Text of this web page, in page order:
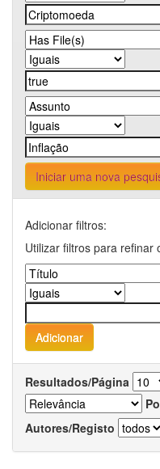
Iniciar uma nova
Adicionar filtros:
Utilizar filtros para refinar
Resultados/Página
Autores/Registo